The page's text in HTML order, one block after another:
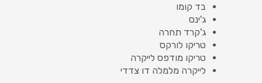
בד קומו
ג'ינס
ג'קרד תחרה
טריקו לורקס
טריקו מודפס לייקרה
לייקרה מלמלה דו צדדי